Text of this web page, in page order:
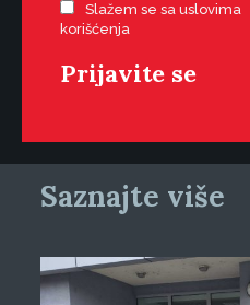
Slažem se sa uslovima
korišćenja
Saznajte više